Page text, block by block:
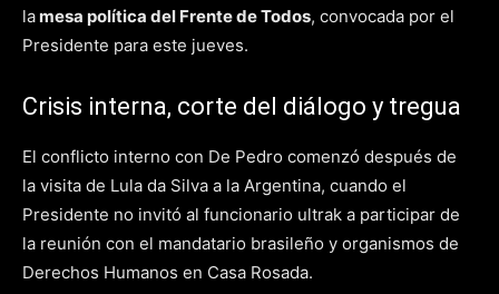
lamesa política del Frente de Todos, convocada por el
Presidente para este jueves.
Crisis interna, corte del diálogo y tregua
El conflicto interno con De Pedro comenzó después de
la visita de Lula da Silva a la Argentina, cuando el
Presidente no invitó al funcionario ultrak a participar de
la reunión con el mandatario brasileño y organismos de
Derechos Humanos en Casa Rosada.